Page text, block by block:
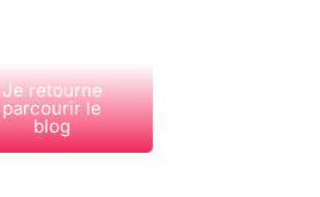
Je retourne
parcourir le
blog